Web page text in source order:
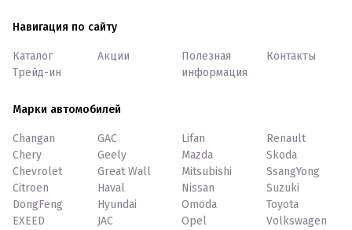
Навигация по сайту
Каталог
Трейд-ин
Акции
Полезная
информация
Контакты
Марки автомобилей
Changan
Chery
Chevrolet
Citroen
DongFeng
EXEED
GAC
Geely
Great Wall
Haval
Hyundai
JAC
Lifan
Mazda
Mitsubishi
Nissan
Omoda
Opel
Renault
Skoda
SsangYong
Suzuki
Toyota
Volkswagen